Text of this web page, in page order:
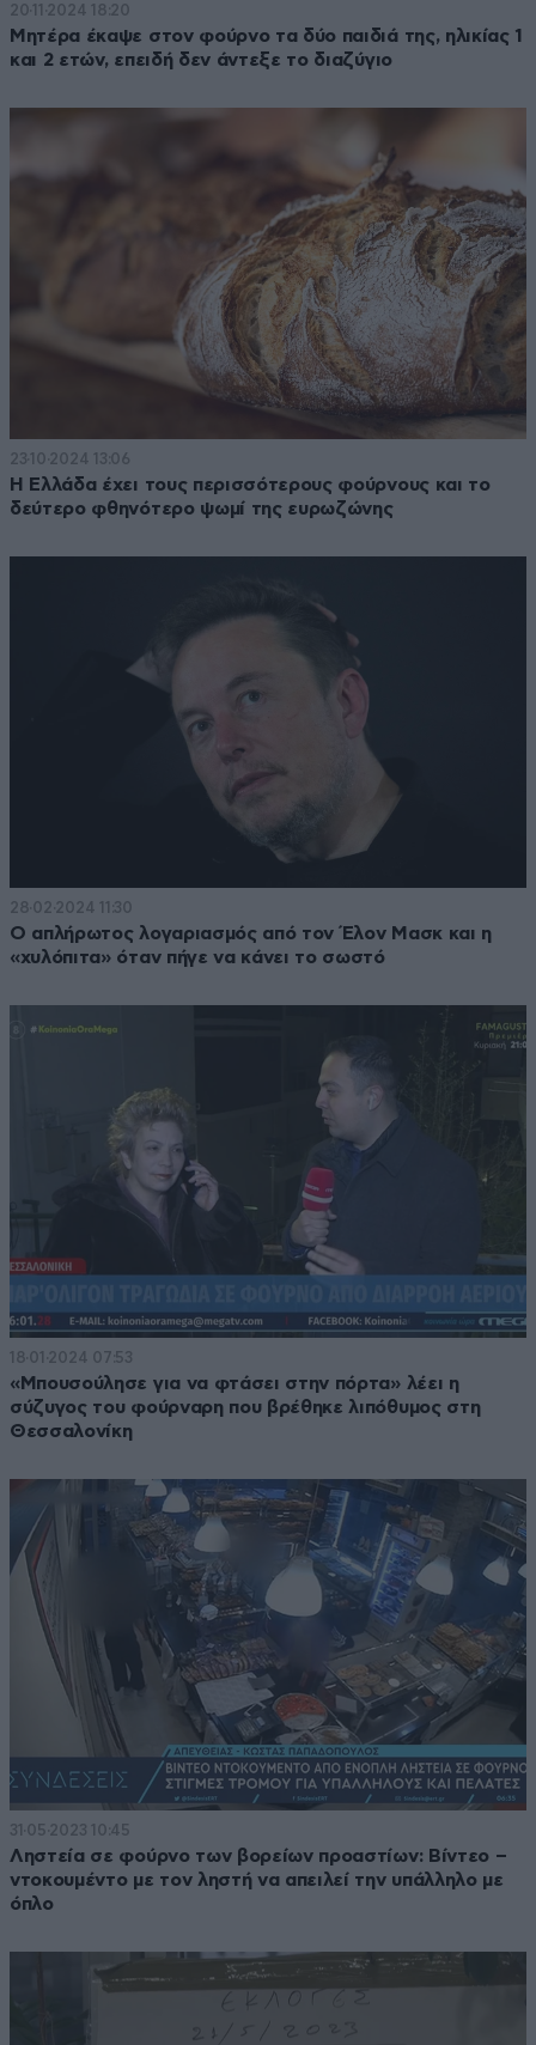
20·11·2024 18:20
Μητέρα έκαψε στον φούρνο τα δύο παιδιά της, ηλικίας 1
και 2 ετών, επειδή δεν άντεξε το διαζύγιο
23·10·2024 13:06
Η Ελλάδα έχει τους περισσότερους φούρνους και το
δεύτερο φθηνότερο ψωμί της ευρωζώνης
28·02·2024 11:30
Ο απλήρωτος λογαριασμός από τον Έλον Μασκ και η
«χυλόπιτα» όταν πήγε να κάνει το σωστό
18·01·2024 07:53
«Μπουσούλησε για να φτάσει στην πόρτα» λέει η
σύζυγος του φούρναρη που βρέθηκε λιπόθυμος στη
Θεσσαλονίκη
31·05·2023 10:45
Ληστεία σε φούρνο των βορείων προαστίων: Βίντεο –
ντοκουμέντο με τον ληστή να απειλεί την υπάλληλο με
όπλο